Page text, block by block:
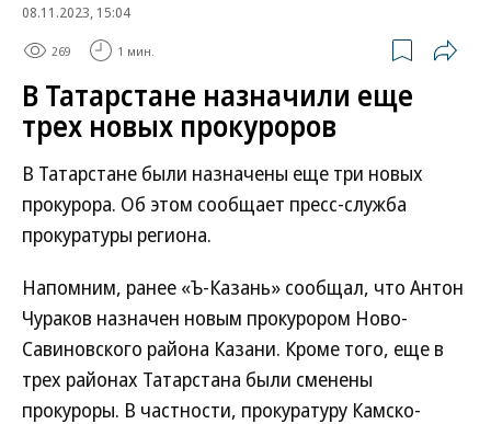
08.11.2023, 15:04
269 1 мин.
В Татарстане назначили еще
трех новых прокуроров
В Татарстане были назначены еще три новых
прокурора. Об этом сообщает пресс-служба
прокуратуры региона.
Напомним, ранее «Ъ-Казань» сообщал, что Антон
Чураков назначен новым прокурором Ново-
Савиновского района Казани. Кроме того, еще в
трех районах Татарстана были сменены
прокуроры. В частности, прокуратуру Камско-